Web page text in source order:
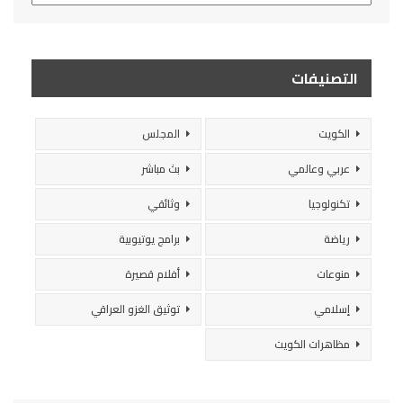
التصنيفات
الكويت
المجلس
عربي وعالمي
بث مباشر
تكنولوجيا
وثائقي
رياضة
برامج يوتيوبية
منوعات
أفلام قصيرة
إسلامي
توثيق الغزو العراقي
مظاهرات الكويت